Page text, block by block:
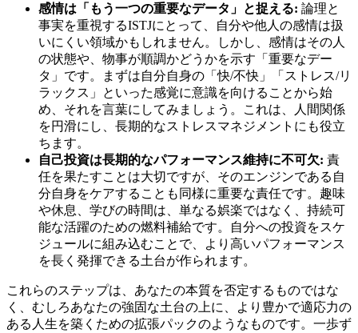
感情は「もう一つの重要なデータ」と捉える: 論理と
事実を重視するISTJにとって、自分や他人の感情は扱
いにくい領域かもしれません。しかし、感情はその人
の状態や、物事が順調かどうかを示す「重要なデー
タ」です。まずは自分自身の「快/不快」「ストレス/リ
ラックス」といった感覚に意識を向けることから始
め、それを言葉にしてみましょう。これは、人間関係
を円滑にし、長期的なストレスマネジメントにも役立
ちます。
自己投資は長期的なパフォーマンス維持に不可欠: 責
任を果たすことは大切ですが、そのエンジンである自
分自身をケアすることも同様に重要な責任です。趣味
や休息、学びの時間は、単なる娯楽ではなく、持続可
能な活躍のための燃料補給です。自分への投資をスケ
ジュールに組み込むことで、より高いパフォーマンス
を長く発揮できる土台が作られます。
これらのステップは、あなたの本質を否定するものではな
く、むしろあなたの強固な土台の上に、より豊かで適応力の
ある人生を築くための拡張パックのようなものです。一歩ず